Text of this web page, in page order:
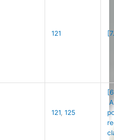
121
121,125